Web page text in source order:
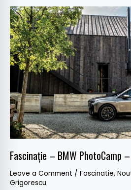
Fascinație – BMW PhotoCamp
Leave a Comment / Fascinatie,
Grigorescu
Fascinație
–
BMW
PhotoCamp
–
Arta
formă
pură